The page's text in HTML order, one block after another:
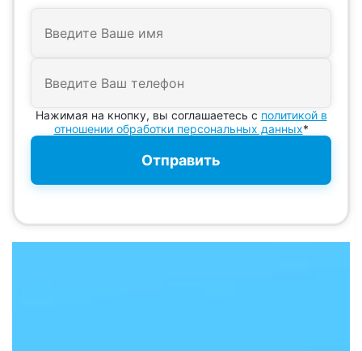
Нажимая на кнопку, вы соглашаетесь с политикой в
отношении обработки персональных данных*